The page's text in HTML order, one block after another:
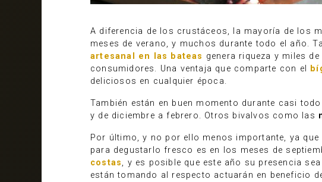
A diferencia de los crustáceos, la mayoría de los
meses de verano, y muchos durante todo el año.
artesanal en las bateas genera riqueza y miles
consumidores. Una ventaja que comparte con el
deliciosos en cualquier época.
También están en buen momento durante casi
y de diciembre a febrero. Otros bivalvos como las
Por último, y no por ello menos importante, ya
para degustarlo fresco es en los meses de
costas, y es posible que este año su presencia
están tomando al respecto actuarán en beneficio